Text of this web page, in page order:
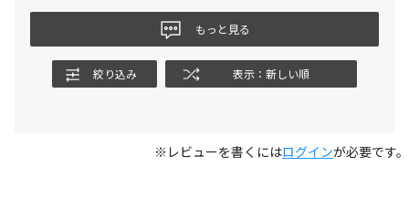
もっと見る
絞り込み 表示：新しい順
※レビューを書くにはログインが必要です。